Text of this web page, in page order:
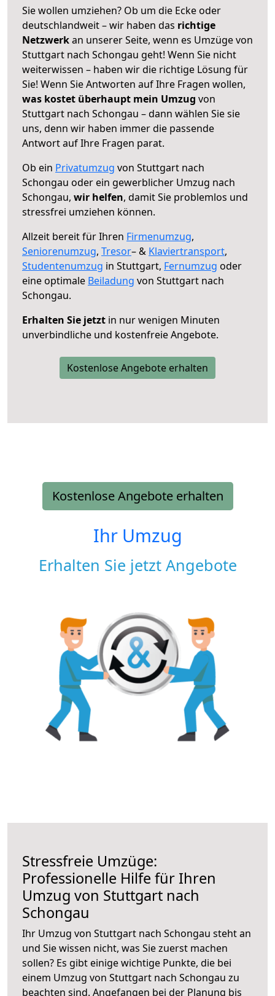
Sie wollen umziehen? Ob um die Ecke oder
deutschlandweit – wir haben das richtige
Netzwerkan unserer Seite, wenn es Umzüge von
Stuttgart nach Schongau geht! Wenn Sie nicht
weiterwissen – haben wir die richtige Lösung für
Sie! Wenn Sie Antworten auf Ihre Fragen wollen,
was kostet überhaupt mein Umzug von
Stuttgart nach Schongau – dann wählen Sie sie
uns, denn wir haben immer die passende
Antwort auf Ihre Fragen parat.
Ob ein Privatumzug von Stuttgart nach
Schongau oder ein gewerblicher Umzug nach
Schongau, wir helfen, damit Sie problemlos und
stressfrei umziehen können.
Allzeit bereit für Ihren Firmenumzug,
Seniorenumzug, Tresor– & Klaviertransport,
Studentenumzug in Stuttgart, Fernumzug oder
eine optimale Beiladung von Stuttgart nach
Schongau.
Erhalten Sie jetzt in nur wenigen Minuten
unverbindliche und kostenfreie Angebote.
Kostenlose Angebote erhalten
Kostenlose Angebote erhalten
Ihr Umzug
Erhalten Sie jetzt Angebote
Stressfreie Umzüge:
Professionelle Hilfe für Ihren
Umzug von Stuttgart nach
Schongau
Ihr Umzug von Stuttgart nach Schongau steht an
und Sie wissen nicht, was Sie zuerst machen
sollen? Es gibt einige wichtige Punkte, die bei
einem Umzug von Stuttgart nach Schongau zu
beachten sind. Angefangen bei der Planung bis